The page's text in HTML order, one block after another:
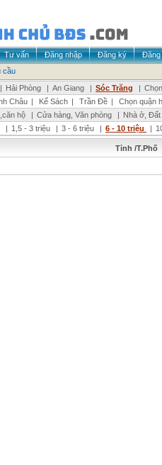
Tư vấn Đăng nhập Đăng ký
Đăng
cầu
| Hải Phòng | An Giang | Sóc Trăng |
Châu | Kế Sách | Trần Đề |
Chọn quận
hộ | Cửa hàng, Văn phòng | Nhà ở,
| 1,5 - 3 triệu | 3 - 6 triệu | 6 - 10 triệu |
Tỉnh /T.Phố